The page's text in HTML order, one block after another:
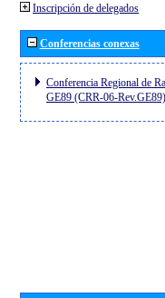
Inscripción de delegados
Conferencias conexas
Conferencia Regional de
GE89 (CRR-06-Rev.GE89)